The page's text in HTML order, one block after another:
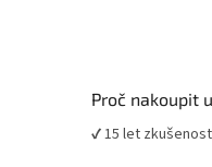
Proč nakoupit
✔ 15 let